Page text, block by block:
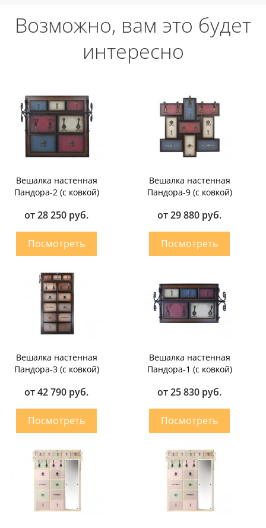
Возможно, вам это будет
интересно
Вешалка настенная
Пандора-2 (с ковкой)
от 28 250 руб.
Вешалка настенная
Пандора-9 (с ковкой)
от 29 880 руб.
Вешалка настенная
Пандора-3 (с ковкой)
от 42 790 руб.
Вешалка настенная
Пандора-1 (с ковкой)
от 25 830 руб.